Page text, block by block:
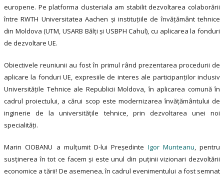
europene. Pe platforma clusteriala am stabilit dezvoltarea colaborării
între RWTH Universitatea Aachen și instituțiile de învățământ tehnice
din Moldova (UTM, USARB Bălți și USBPH Cahul), cu aplicarea la fonduri
de dezvoltare UE.
Obiectivele reuniunii au fost în primul rând prezentarea procedurii de
aplicare la fonduri UE, expresiile de interes ale participanților inclusiv
Universitățile Tehnice ale Republicii Moldova, în aplicarea comună în
cadrul proiectului, a cărui scop este modernizarea învățământului de
inginerie de la universitățile tehnice, prin dezvoltarea unei noi
specialități.
Marin CIOBANU a mulțumit D-lui Președinte Igor Munteanu, pentru
susținerea în tot ce facem și este unul din puținii vizionari dezvoltării
economice a țării! De asemenea, în cadrul evenimentului a fost semnat